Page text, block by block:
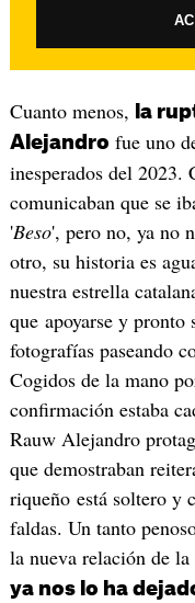
Cuanto menos,
la
Alejandro fue uno
inesperados del 2023.
comunicaban que se
'Beso', pero no, ya no
otro, su historia es
nuestra estrella
que apoyarse y
fotografías paseando
Cogidos de la mano
confirmación estaba
Rauw Alejandro
que demostraban
riqueño está soltero y
faldas. Un tanto
la nueva relación de la
ya nos lo ha